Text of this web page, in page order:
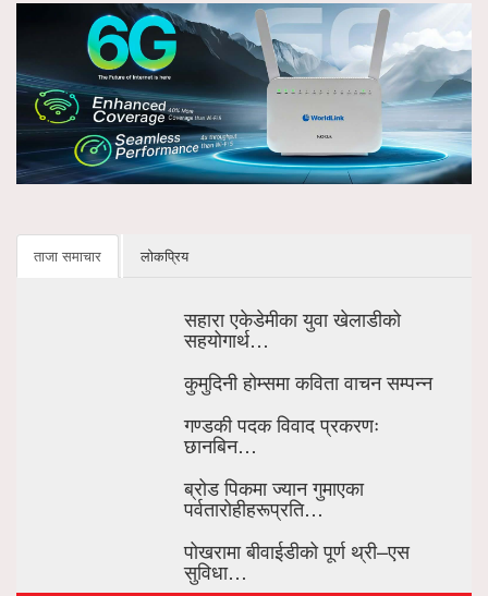
ताजा समाचार लोकप्रिय
सहारा एकेडेमीका युवा खेलाडीको
सहयोगार्थ…
कुमुदिनी होम्समा कविता वाचन सम्पन्न
गण्डकी पदक विवाद प्रकरणः
छानबिन…
ब्रोड पिकमा ज्यान गुमाएका
पर्वतारोहीहरूप्रति…
पोखरामा बीवाईडीको पूर्ण थ्री–एस
सुविधा…